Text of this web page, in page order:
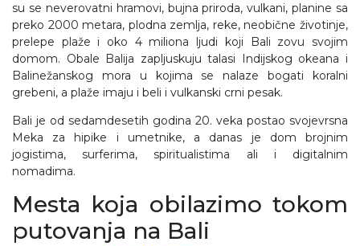
su se neverovatni hramovi, bujna priroda, vulkani, planine sa
preko 2000 metara, plodna zemlja, reke, neobične životinje,
prelepe plaže i oko 4 miliona ljudi koji Bali zovu svojim
domom. Obale Balija zapljuskuju talasi Indijskog okeana i
Balinežanskog mora u kojima se nalaze bogati koralni
grebeni, a plaže imaju i beli i vulkanski crni pesak.
Bali je od sedamdesetih godina 20. veka postao svojevrsna
Meka za hipike i umetnike, a danas je dom brojnim
jogistima, surferima, spiritualistima ali i digitalnim
nomadima.
Mesta koja obilazimo tokom
putovanja na Bali